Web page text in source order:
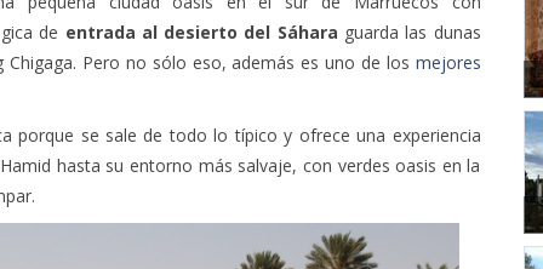
de entrada al desierto del Sáhara guarda las dunas
Pero no sólo eso, además es uno de los mejores
porque se sale de todo lo típico y ofrece una experiencia
hasta su entorno más salvaje, con verdes oasis en la